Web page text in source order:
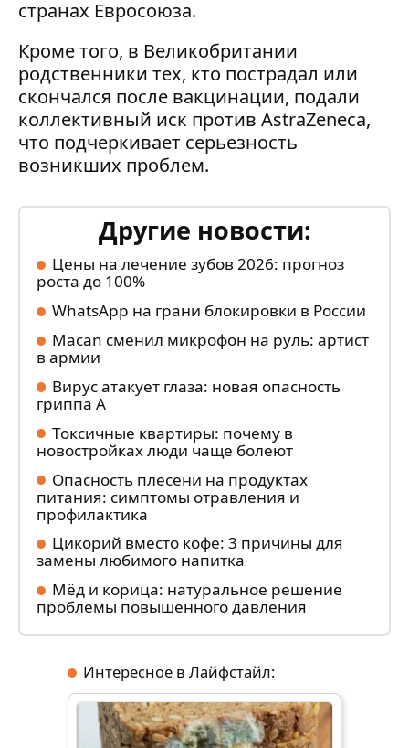
странах Евросоюза.
Кроме того, в Великобритании
родственники тех, кто пострадал или
скончался после вакцинации, подали
коллективный иск против AstraZeneca,
что подчеркивает серьезность
возникших проблем.
Другие новости:
Цены на лечение зубов 2026: прогноз
роста до 100%
WhatsApp на грани блокировки в России
Macan сменил микрофон на руль: артист
в армии
Вирус атакует глаза: новая опасность
гриппа А
Токсичные квартиры: почему в
новостройках люди чаще болеют
Опасность плесени на продуктах
питания: симптомы отравления и
профилактика
Цикорий вместо кофе: 3 причины для
замены любимого напитка
Мёд и корица: натуральное решение
проблемы повышенного давления
Интересное в Лайфстайл: